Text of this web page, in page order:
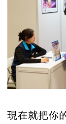
現在就把你